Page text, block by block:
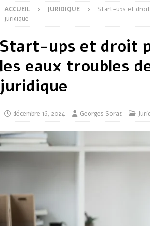
ACCUEIL JURIDIQUE
Start-ups et droit
juridique
Start-ups et droit
les eaux troubles
juridique
décembre 16, 2024 Georges Soraz